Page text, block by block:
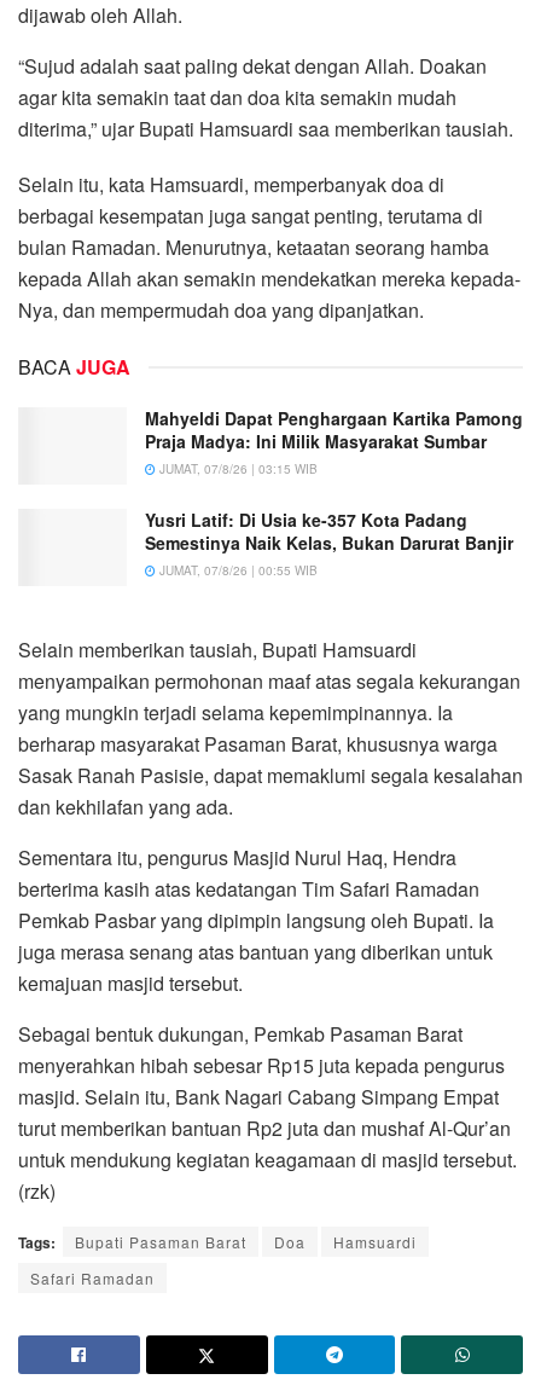
dijawab oleh Allah.
“Sujud adalah saat paling dekat dengan Allah. Doakan
agar kita semakin taat dan doa kita semakin mudah
diterima,” ujar Bupati Hamsuardi saa memberikan tausiah.
Selain itu, kata Hamsuardi, memperbanyak doa di
berbagai kesempatan juga sangat penting, terutama di
bulan Ramadan. Menurutnya, ketaatan seorang hamba
kepada Allah akan semakin mendekatkan mereka kepada-
Nya, dan mempermudah doa yang dipanjatkan.
BACAJUGA
Mahyeldi Dapat Penghargaan Kartika Pamong
Praja Madya: Ini Milik Masyarakat Sumbar
JUMAT, 07/8/26 | 03:15 WIB
Yusri Latif: Di Usia ke-357 Kota Padang
Semestinya Naik Kelas, Bukan Darurat Banjir
JUMAT, 07/8/26 | 00:55 WIB
Selain memberikan tausiah, Bupati Hamsuardi
menyampaikan permohonan maaf atas segala kekurangan
yang mungkin terjadi selama kepemimpinannya. Ia
berharap masyarakat Pasaman Barat, khususnya warga
Sasak Ranah Pasisie, dapat memaklumi segala kesalahan
dan kekhilafan yang ada.
Sementara itu, pengurus Masjid Nurul Haq, Hendra
berterima kasih atas kedatangan Tim Safari Ramadan
Pemkab Pasbar yang dipimpin langsung oleh Bupati. Ia
juga merasa senang atas bantuan yang diberikan untuk
kemajuan masjid tersebut.
Sebagai bentuk dukungan, Pemkab Pasaman Barat
menyerahkan hibah sebesar Rp15 juta kepada pengurus
masjid. Selain itu, Bank Nagari Cabang Simpang Empat
turut memberikan bantuan Rp2 juta dan mushaf Al-Qur’an
untuk mendukung kegiatan keagamaan di masjid tersebut.
(rzk)
Tags: Bupati Pasaman Barat Doa
Hamsuardi
Safari Ramadan